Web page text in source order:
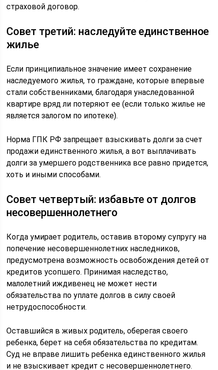
страховой договор.
Совет третий: наследуйте единственное
жилье
Если принципиальное значение имеет сохранение
наследуемого жилья, то граждане, которые впервые
стали собственниками, благодаря унаследованной
квартире вряд ли потеряют ее (если только жилье не
является залогом по ипотеке).
Норма ГПК РФ запрещает взыскивать долги за счет
продажи единственного жилья, а вот выплачивать
долги за умершего родственника все равно придется,
хоть и иными способами.
Совет четвертый: избавьте от долгов
несовершеннолетнего
Когда умирает родитель, оставив второму супругу на
попечение несовершеннолетних наследников,
предусмотрена возможность освобождения детей от
кредитов усопшего. Принимая наследство,
малолетний иждивенец не может нести
обязательства по уплате долгов в силу своей
нетрудоспособности.
Оставшийся в живых родитель, оберегая своего
ребенка, берет на себя обязательства по кредитам.
Суд не вправе лишить ребенка единственного жилья
и не взыскивает кредит с несовершеннолетнего.